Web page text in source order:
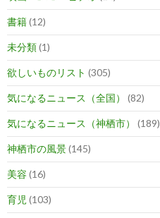
書籍(12)
未分類(1)
欲しいものリスト (305)
気になるニュース（全国） (82)
気になるニュース（神栖市） (189)
神栖市の風景(145)
美容 (16)
育児 (103)